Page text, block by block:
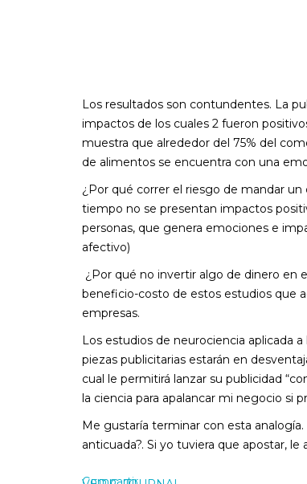
Los resultados son contundentes. La
impactos de los cuales 2 fueron
muestra que alrededor del 75% del
de alimentos se encuentra con una
¿Por qué correr el riesgo de mandar
tiempo no se presentan impactos
personas, que genera emociones e
afectivo)
¿Por qué no invertir algo de dinero en
beneficio-costo de estos estudios que
empresas.
Los estudios de neurociencia aplicada
piezas publicitarias estarán en
cual le permitirá lanzar su publicidad
la ciencia para apalancar mi negocio si
Me gustaría terminar con esta
anticuada?. Si yo tuviera que apostar, le